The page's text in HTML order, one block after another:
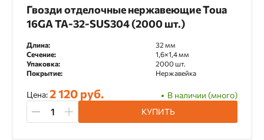
Для пистолетов для герметика
Для циркулярных пил
Инженерные системы
Каркасное домостроение
Кровельные работы
Гвозди отделочные нержавеющие Toua
16GA TA-32-SUS304 (2000 шт.)
Длина:
32 мм
Сечение:
1,6×1,4 мм
Упаковка:
2000 шт.
Покрытие:
Нержавейка
Цена:2 120 руб.
В наличии (много)
КУПИТЬ